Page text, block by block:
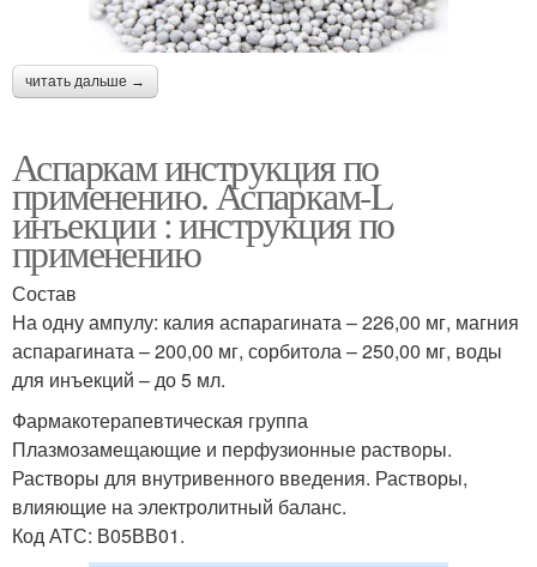
читать дальше →
Аспаркам инструкция по
применению. Аспаркам-L
инъекции : инструкция по
применению
Состав
На одну ампулу: калия аспарагината – 226,00 мг, магния
аспарагината – 200,00 мг, сорбитола – 250,00 мг, воды
для инъекций – до 5 мл.
Фармакотерапевтическая группа
Плазмозамещающие и перфузионные растворы.
Растворы для внутривенного введения. Растворы,
влияющие на электролитный баланс.
Код АТС: В05ВВ01.